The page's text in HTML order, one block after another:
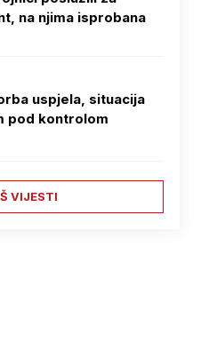
na njima isprobana
uspjela, situacija
pod kontrolom
VIJESTI